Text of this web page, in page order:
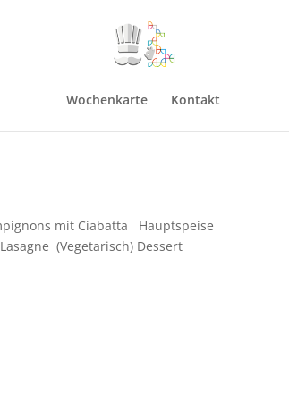
Wochenkarte Kontakt
mit Ciabatta Hauptspeise
(Vegetarisch) Dessert